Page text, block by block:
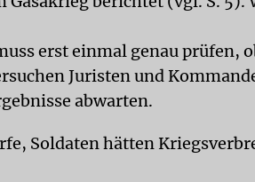
erst einmal genau prüfen,
Juristen und
abwarten.
Soldaten hätten